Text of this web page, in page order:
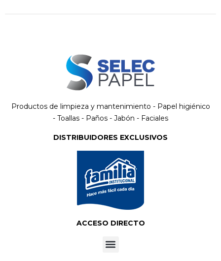
Productos de limpieza y mantenimiento - Papel higiénico
- Toallas - Paños - Jabón - Faciales
DISTRIBUIDORES EXCLUSIVOS
ACCESO DIRECTO